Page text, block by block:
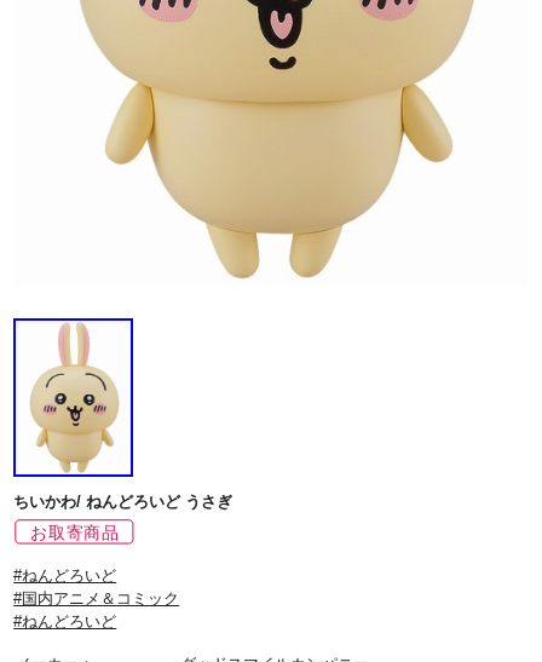
ちいかわ/ ねんどろいど うさぎ
#ねんどろいど
#国内アニメ＆コミック
#ねんどろいど